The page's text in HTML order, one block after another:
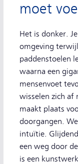
moet
Het is donker.
omgeving
paddenstoelen
waarna een
mensenvoet
wisselen zich af
maakt plaats
doorgangen.
intuïtie.
een weg door
is een